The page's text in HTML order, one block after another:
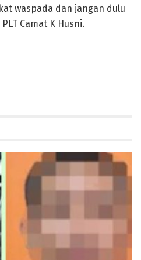
waspada dan jangan dulu
Camat K Husni.